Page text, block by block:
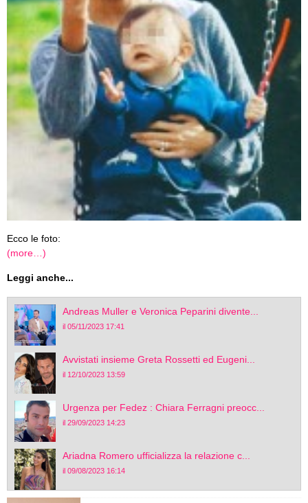
Ecco le foto:
(more…)
Leggi anche...
Andreas Muller e Veronica Peparini divente...
il 05/11/2023 17:41
Avvistati insieme Greta Rossetti ed Eugeni...
il 12/10/2023 13:59
Urgenza per Fedez : Chiara Ferragni preocc...
il 29/09/2023 14:23
Ariadna Romero ufficializza la relazione c...
il 09/08/2023 16:14